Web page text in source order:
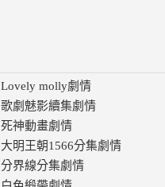
Lovely molly劇情
歌劇魅影續集劇情
死神動畫劇情
大明王朝1566分集劇情
分界線分集劇情